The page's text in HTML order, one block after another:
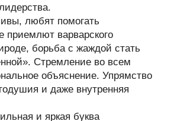
любят помогать
варварского
борьба с жаждой стать
Стремление во всем
объяснение. Упрямство
и даже внутренняя
и яркая буква